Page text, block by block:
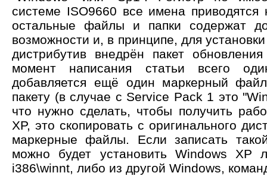
системе ISO9660 все имена приводятся
остальные файлы и папки содержат
возможности и, в принципе, для
дистрибутив внедрён пакет
момент написания статьи всего
добавляется ещё один маркерный
пакету (в случае с Service Pack 1 это
что нужно сделать, чтобы получить
XP, это скопировать с оригинального
маркерные файлы. Если записать
можно будет установить Windows XP
i386\winnt, либо из другой Windows,